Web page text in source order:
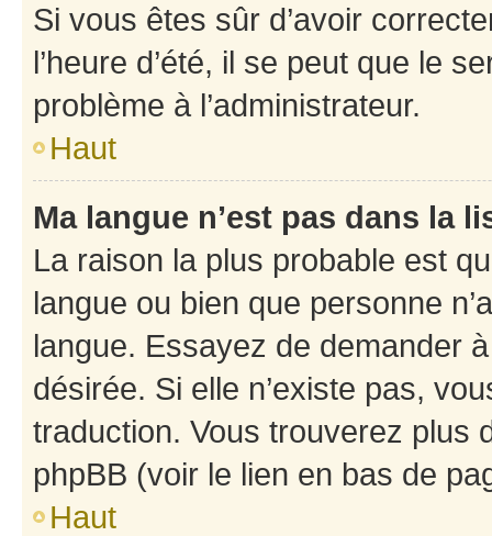
Si vous êtes sûr d’avoir
l’heure d’été, il se peut que le
problème à l’administrateur.
Haut
Ma langue n’est pas dans la
La raison la plus probable est
langue ou bien que personne
langue. Essayez de demander
désirée. Si elle n’existe pas,
traduction. Vous trouverez plus
phpBB (voir le lien en bas de
Haut